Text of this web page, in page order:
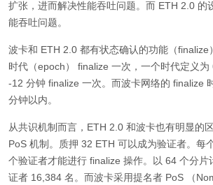
扩张，进而解决性能吞吐问题。而 ETH 2.0 的
能吞吐问题。
波卡和 ETH 2.0 都有状态确认的功能（finalize
时代（epoch） finalize 一次，一个时代定义
-12 分钟 finalize 一次。而波卡网络的 finalize
分钟以内。
从共识机制而言，ETH 2.0 和波卡也有明显的
PoS 机制。质押 32 ETH 可以成为验证者。每
个验证者才能进行 finalize 操作。以 64 个分片
证者 16,384 名。而波卡采用提名者 PoS （